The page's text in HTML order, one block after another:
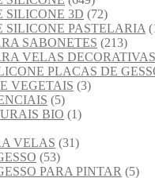
SILICONE 3D (72)
SILICONE PASTELARIA
SABONETES (213)
VELAS DECORATIVAS
PLACAS DE
VEGETAIS (3)
(5)
BIO (1)
VELAS (31)
(53)
PARA PINTAR (5)